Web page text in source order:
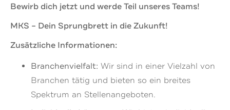
Bewirb dich jetzt und werde Teil unseres Teams!
MKS – Dein Sprungbrett in die Zukunft!
Zusätzliche Informationen:
Branchenvielfalt: Wir sind in einer Vielzahl von
Branchen tätig und bieten so ein breites
Spektrum an Stellenangeboten.